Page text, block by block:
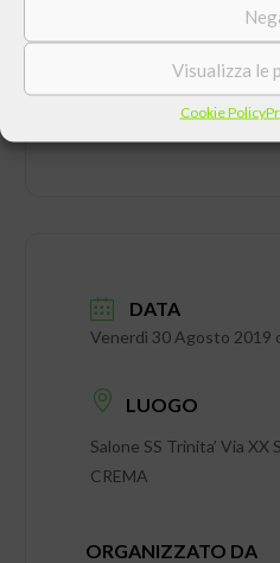
Visualizza le
Cookie Policy
DATA
Venerdì 30 Agosto 2019
LUOGO
Salone SS Trinita’ Via
CREMA
ORGANIZZATO DA